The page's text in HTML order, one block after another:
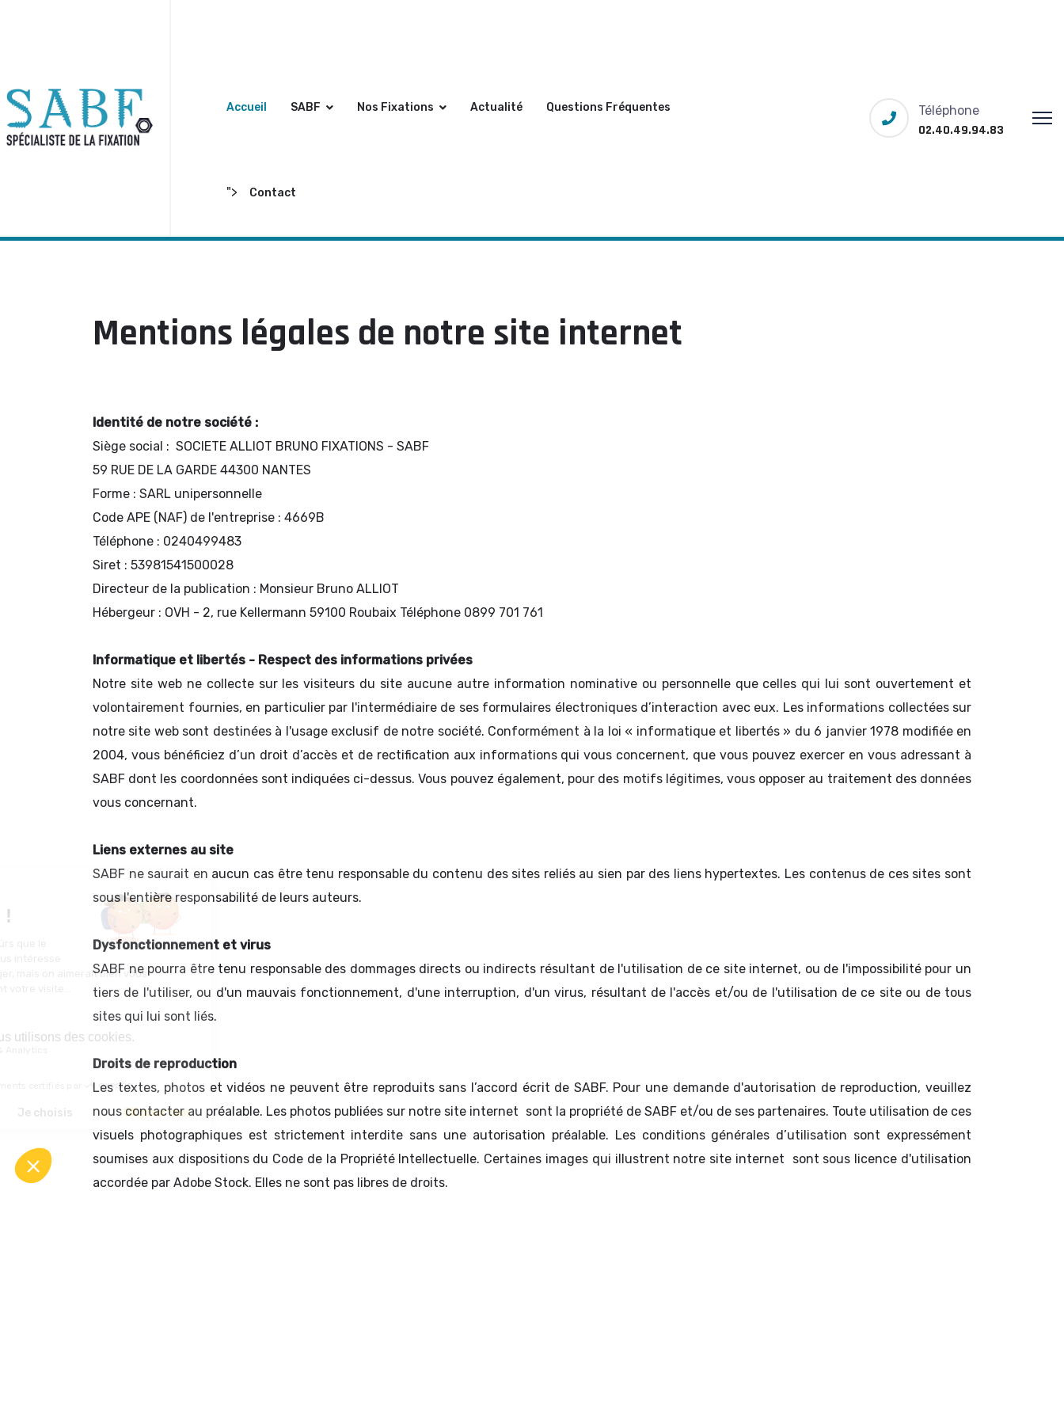
Accueil SABF Nos Fixations Actualité Questions Fréquentes
"> Contact
Téléphone
02.40.49.94.83
Mentions légales de notre site internet
Identité de notre société :
Siège social : SOCIETE ALLIOT BRUNO FIXATIONS - SABF
59 RUE DE LA GARDE 44300 NANTES
Forme : SARL unipersonnelle
Code APE (NAF) de l'entreprise : 4669B
Téléphone : 0240499483
Siret : 53981541500028
Directeur de la publication : Monsieur Bruno ALLIOT
Hébergeur : OVH - 2, rue Kellermann 59100 Roubaix Téléphone 0899 701 761
Informatique et libertés - Respect des informations privées
Notre site web ne collecte sur les visiteurs du site aucune autre information nominative ou personnelle que celles qui lui sont ouvertement et
volontairement fournies, en particulier par l'intermédiaire de ses formulaires électroniques d’interaction avec eux. Les informations collectées sur
notre site web sont destinées à l'usage exclusif de notre société. Conformément à la loi « informatique et libertés » du 6 janvier 1978 modifiée en
2004, vous bénéficiez d’un droit d’accès et de rectification aux informations qui vous concernent, que vous pouvez exercer en vous adressant à
SABF dont les coordonnées sont indiquées ci-dessus. Vous pouvez également, pour des motifs légitimes, vous opposer au traitement des données
vous concernant.
Liens externes au site
SABF ne saurait en aucun cas être tenu responsable du contenu des sites reliés au sien par des liens hypertextes. Les contenus de ces sites sont
sous l'entière responsabilité de leurs auteurs.
Dysfonctionnement et virus
SABF ne pourra être tenu responsable des dommages directs ou indirects résultant de l'utilisation de ce site internet, ou de l'impossibilité pour un
tiers de l'utiliser, ou d'un mauvais fonctionnement, d'une interruption, d'un virus, résultant de l'accès et/ou de l'utilisation de ce site ou de tous
sites qui lui sont liés.
Droits de reproduction
Les textes, photos et vidéos ne peuvent être reproduits sans l’accord écrit de SABF. Pour une demande d'autorisation de reproduction, veuillez
nous contacter au préalable. Les photos publiées sur notre site internet sont la propriété de SABF et/ou de ses partenaires. Toute utilisation de ces
visuels photographiques est strictement interdite sans une autorisation préalable. Les conditions générales d’utilisation sont expressément
soumises aux dispositions du Code de la Propriété Intellectuelle. Certaines images qui illustrent notre site internet sont sous licence d'utilisation
accordée par Adobe Stock. Elles ne sont pas libres de droits.